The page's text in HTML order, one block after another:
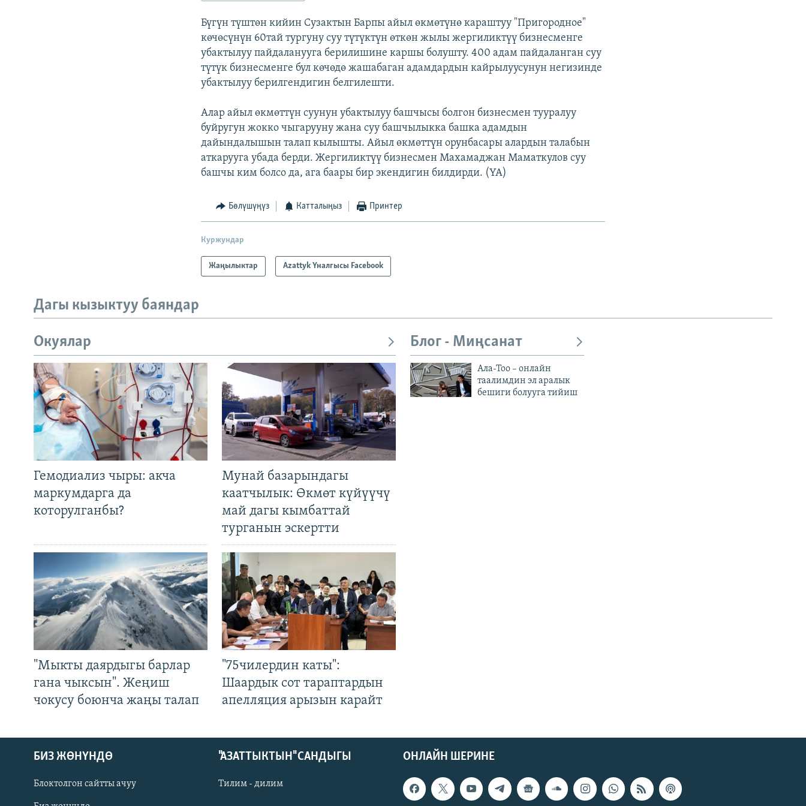
Бүгүн түштөн кийин Сузактын Барпы айыл өкмөтүнө караштуу "Пригородное"
көчөсүнүн 60тай тургуну суу түтүктүн өткөн жылы жергиликтүү бизнесменге
убактылуу пайдаланууга берилишине каршы болушту. 400 адам пайдаланган суу
түтүк бизнесменге бул көчөдө жашабаган адамдардын кайрылуусунун негизинде
убактылуу берилгендигин белгилешти.
Алар айыл өкмөттүн суунун убактылуу башчысы болгон бизнесмен тууралуу
буйругун жокко чыгарууну жана суу башчылыкка башка адамдын
дайындалышын талап кылышты. Айыл өкмөттүн орунбасары алардын талабын
аткарууга убада берди. Жергиликтүү бизнесмен Махамаджан Маматкулов суу
башчы ким болсо да, ага баары бир экендигин билдирди. (YA)
Бөлүшүңүз Катталыңыз Принтер
Куржундар
Жаңылыктар Azattyk Үналгысы Facebook
Дагы кызыктуу баяндар
Окуялар
Гемодиализ чыры: акча
маркумдарга да
которулганбы?
Мунай базарындагы
каатчылык: Өкмөт күйүүчү
май дагы кымбаттай
турганын эскертти
"Мыкты даярдыгы барлар
гана чыксын". Жеңиш
чокусу боюнча жаңы талап
"75чилердин каты":
Шаардык сот тараптардын
апелляция арызын карайт
Блог - Миңсанат
Ала-Тоо – онлайн
таалимдин эл аралык
бешиги болууга тийиш
ОНЛАЙН ШЕРИНЕ
БИЗ ЖӨНҮНДӨ
Блоктолгон сайтты ачуу
"АЗАТТЫКТЫН" САНДЫГЫ
Тилим - дилим